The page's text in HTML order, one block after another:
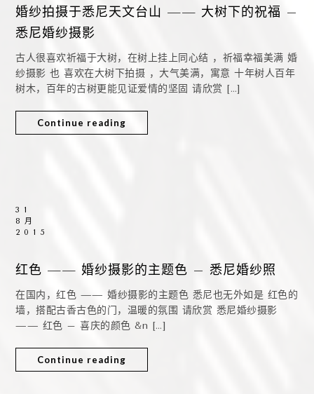
婚纱拍摄于悉尼天文台山 —— 大树下的祝福 –
悉尼婚纱摄影
古人很喜欢祈福于大树，在树上挂上同心结 ，祈福幸福美满 婚
纱摄影 也 喜欢在大树下拍摄 ，大气美满，寓意 十年树人百年
树木，百年的古树更能见证爱情的坚固 请欣赏 […]
Continue reading
31
8月
2015
红色 —— 婚纱摄影的主题色 – 悉尼婚纱照
在国内，红色 —— 婚纱摄影的主题色 悉尼也无外如是 红色的
墙，搭配古香古色的门，温暖的氛围 请欣赏 悉尼婚纱摄影
—— 红色 – 喜庆的颜色 &n […]
Continue reading